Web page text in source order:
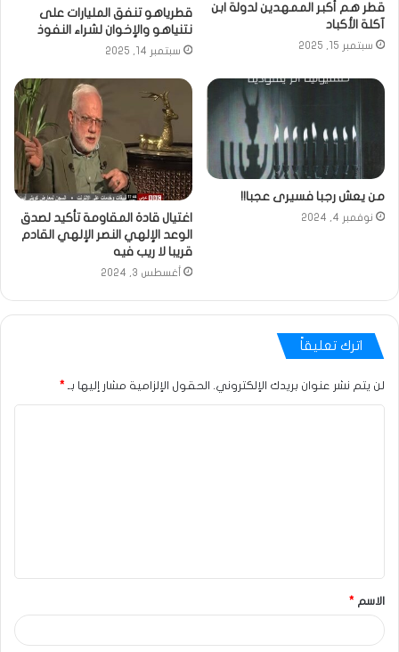
قطر هم أكبر الممهدين لدولة ابن
آكلة الأكباد
سبتمبر 15, 2025
قطرياهو تنفق المليارات على
نتنياهو والإخوان لشراء النفوذ
سبتمبر 14, 2025
من يعش رجبا فسيرى عجبا!!
نوفمبر 4, 2024
اغتيال قادة المقاومة تأكيد لصدق
الوعد الإلهي النصر الإلهي القادم
قريبا لا ريب فيه
أغسطس 3, 2024
اترك تعليقاً
لن يتم نشر عنوان بريدك الإلكتروني. الحقول الإلزامية مشار إليها بـ *
الاسم *